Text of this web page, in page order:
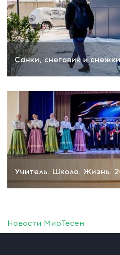
Санки, снеговик и
Учитель. Школа. Жизнь.
Новости МирТесен